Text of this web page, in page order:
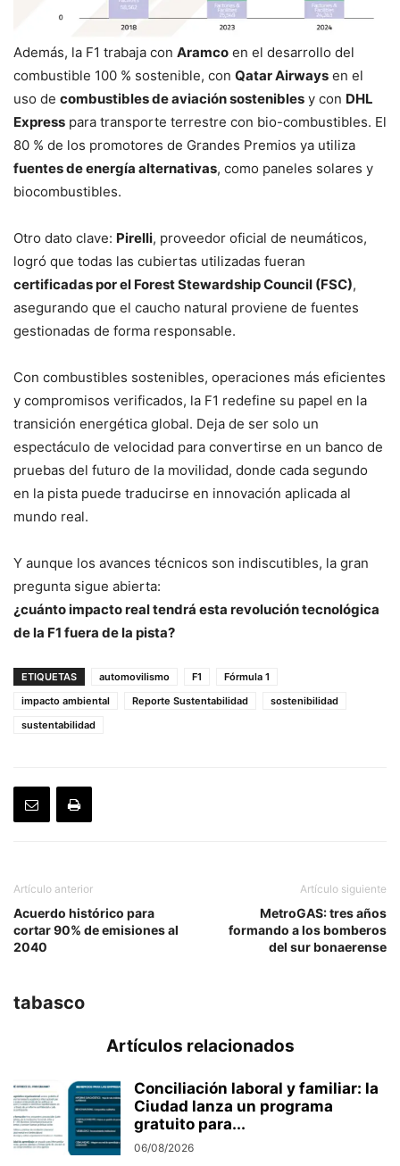
Además, la F1 trabaja con Aramco en el desarrollo del
combustible 100 % sostenible, con Qatar Airways en el
uso de combustibles de aviación sostenibles y con DHL
Express para transporte terrestre con bio-combustibles. El
80 % de los promotores de Grandes Premios ya utiliza
fuentes de energía alternativas, como paneles solares y
biocombustibles.
Otro dato clave: Pirelli, proveedor oficial de neumáticos,
logró que todas las cubiertas utilizadas fueran
certificadas por el Forest Stewardship Council (FSC),
asegurando que el caucho natural proviene de fuentes
gestionadas de forma responsable.
Con combustibles sostenibles, operaciones más eficientes
y compromisos verificados, la F1 redefine su papel en la
transición energética global. Deja de ser solo un
espectáculo de velocidad para convertirse en un banco de
pruebas del futuro de la movilidad, donde cada segundo
en la pista puede traducirse en innovación aplicada al
mundo real.
Y aunque los avances técnicos son indiscutibles, la gran
pregunta sigue abierta:
¿cuánto impacto real tendrá esta revolución tecnológica
de la F1 fuera de la pista?
ETIQUETAS automovilismo F1
Fórmula 1
impacto ambiental
Reporte Sustentabilidad
sostenibilidad
sustentabilidad
Artículo anterior
Acuerdo histórico para
cortar 90% de emisiones al
2040
Artículo siguiente
MetroGAS: tres años
formando a los bomberos
del sur bonaerense
tabasco
Artículos relacionados
Conciliación laboral y familiar: la
Ciudad lanza un programa
gratuito para...
06/08/2026